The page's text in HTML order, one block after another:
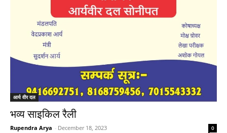
आर्य वीर दल
भव्य साइकिल रैली
Rupendra Arya - December 18, 2023 0